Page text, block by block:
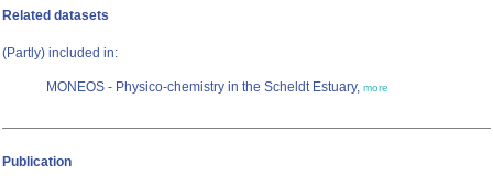
Related datasets
(Partly) included in:
MONEOS - Physico-chemistry in the Scheldt Estuary, more
Publication